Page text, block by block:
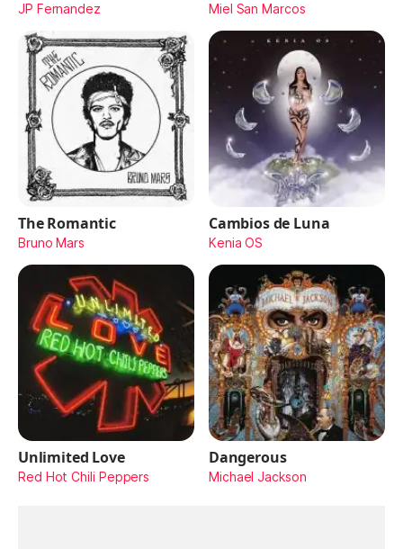
JP Fernandez Miel San Marcos
The Romantic
Bruno Mars
Cambios de Luna
Kenia OS
Unlimited Love
Red Hot Chili Peppers
Dangerous
Michael Jackson